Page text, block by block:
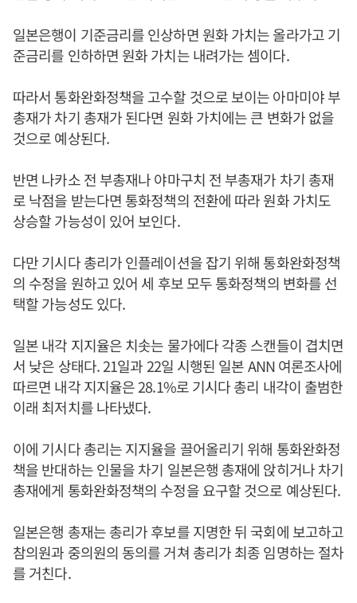
일본은행이 기준금리를 인상하면 원화 가치는 올라가고 기
준금리를 인하하면 원화 가치는 내려가는 셈이다.
따라서 통화완화정책을 고수할 것으로 보이는 아마미야 부
총재가 차기 총재가 된다면 원화 가치에는 큰 변화가 없을
것으로 예상된다.
반면 나카소 전 부총재나 야마구치 전 부총재가 차기 총재
로 낙점을 받는다면 통화정책의 전환에 따라 원화 가치도
상승할 가능성이 있어 보인다.
다만 기시다 총리가 인플레이션을 잡기 위해 통화완화정책
의 수정을 원하고 있어 세 후보 모두 통화정책의 변화를 선
택할 가능성도 있다.
일본 내각 지지율은 치솟는 물가에다 각종 스캔들이 겹치면
서 낮은 상태다. 21일과 22일 시행된 일본 ANN 여론조사에
따르면 내각 지지율은 28.1%로 기시다 총리 내각이 출범한
이래 최저치를 나타냈다.
이에 기시다 총리는 지지율을 끌어올리기 위해 통화완화정
책을 반대하는 인물을 차기 일본은행 총재에 앉히거나 차기
총재에게 통화완화정책의 수정을 요구할 것으로 예상된다.
일본은행 총재는 총리가 후보를 지명한 뒤 국회에 보고하고
참의원과 중의원의 동의를 거쳐 총리가 최종 임명하는 절차
를 거친다.